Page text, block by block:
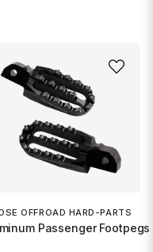
OFFROAD HARD-PARTS
Passenger